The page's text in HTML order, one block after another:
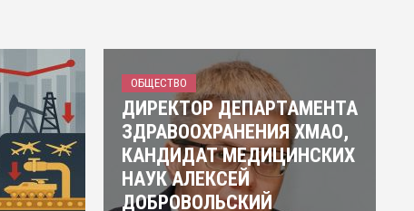
ОБЩЕСТВО
ДИРЕКТОР ДЕПАРТАМЕНТА
ЗДРАВООХРАНЕНИЯ ХМАО,
КАНДИДАТ МЕДИЦИНСКИХ
НАУК АЛЕКСЕЙ
ДОБРОВОЛЬСКИЙ